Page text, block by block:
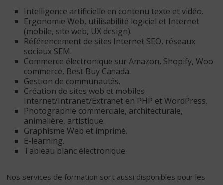
Intelligence artificielle en contenu texte et vidéo.
Ergonomie Web, utilisabilité logiciel et Internet
(mobile, site web, UX design).
Référencement de sites Internet SEO, réseaux
sociaux SEM.
Commerce électronique sur Amazon, Shopify, Woo
commerce, Best Buy Canada.
Gestion de communautés.
Création de sites web et mobiles
Internet/Intranet/Extranet en PHP et WordPress.
Photographie commerciale, architecturale,
animalière, artistique.
Graphisme Web et imprimé.
E-learning.
Tableau blanc électronique.
Nos services de formation sont aussi disponibles pour les